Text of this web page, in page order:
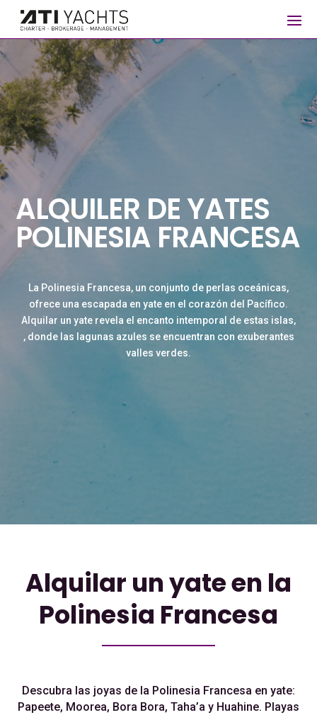
ALQUILER DE YATES
POLINESIA FRANCESA
La Polinesia Francesa, un conjunto de perlas oceánicas,
ofrece una escapada en yate en el corazón del Pacífico.
Alquilar un yate revela el encanto intemporal de estas islas,
, donde las lagunas azules se encuentran con exuberantes
valles verdes.
Alquilar un yate en la
Polinesia Francesa
Descubra las joyas de la Polinesia Francesa en yate:
Papeete, Moorea, Bora Bora, Taha’a y Huahine. Playas